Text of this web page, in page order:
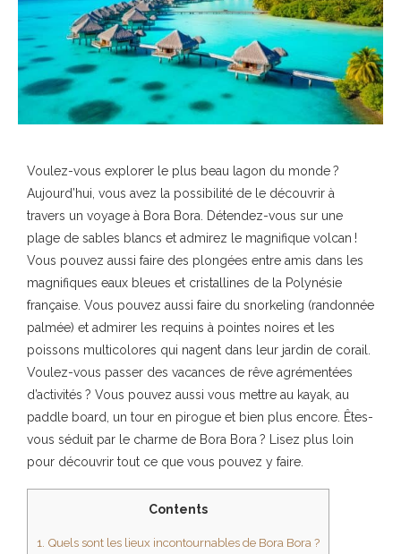
Voulez-vous explorer le plus beau lagon du monde ?
Aujourd’hui, vous avez la possibilité de le découvrir à
travers un voyage à Bora Bora. Détendez-vous sur une
plage de sables blancs et admirez le magnifique volcan !
Vous pouvez aussi faire des plongées entre amis dans les
magnifiques eaux bleues et cristallines de la Polynésie
française. Vous pouvez aussi faire du snorkeling (randonnée
palmée) et admirer les requins à pointes noires et les
poissons multicolores qui nagent dans leur jardin de corail.
Voulez-vous passer des vacances de rêve agrémentées
d’activités ? Vous pouvez aussi vous mettre au kayak, au
paddle board, un tour en pirogue et bien plus encore. Êtes-
vous séduit par le charme de Bora Bora ? Lisez plus loin
pour découvrir tout ce que vous pouvez y faire.
Contents
1. Quels sont les lieux incontournables de Bora Bora ?